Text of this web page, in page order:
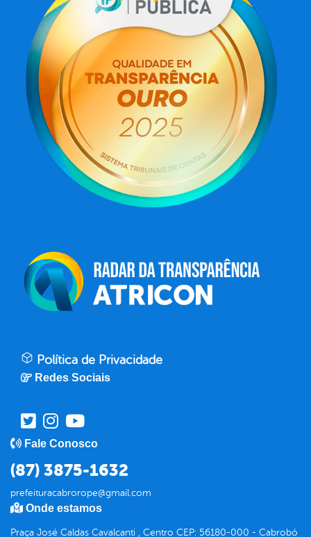
Política de Privacidade
Redes Sociais
Fale Conosco
(87) 3875-1632
prefeituracabrorope@gmail.com
Onde estamos
Praça José Caldas Cavalcanti , Centro CEP: 56180-000 - Cabrobó